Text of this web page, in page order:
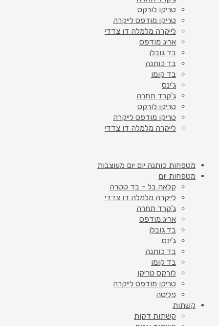
טריקו לורקס
טריקו מודפס לייקרה
לייקרה מלמלה דו צדדי
אריג מודפס
בד גובלן
בד כותנה
בד קומו
ג'ינס
ג'קרד תחרה
טריקו לורקס
טריקו מודפס לייקרה
לייקרה מלמלה דו צדדי
מטפחות כותנה יום יום מעוצבות
מטפחות יום
קלאה בל – בד טטרה
לייקרה מלמלה דו צדדי
ג'קרד תחרה
אריג מודפס
בד גובלן
ג'ינס
בד כותנה
בד קומו
לורקס טריקו
טריקו מודפס לייקרה
פליסה
קשתות
קשתות דקות